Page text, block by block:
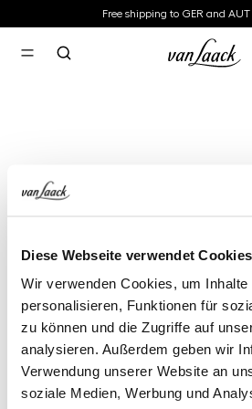
Diese Webseite verwendet Cookies
Wir verwenden Cookies, um Inhalte
personalisieren, Funktionen für
zu können und die Zugriffe auf
analysieren. Außerdem geben wir
Verwendung unserer Website an
soziale Medien, Werbung und
Free shipping to GER and